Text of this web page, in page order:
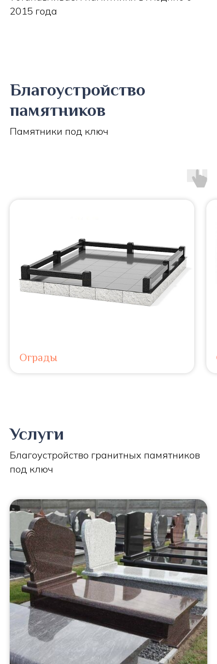
2015 года
Благоустройство
памятников
Памятники под ключ
Ограды
Услуги
Благоустройство гранитных памятников
под ключ